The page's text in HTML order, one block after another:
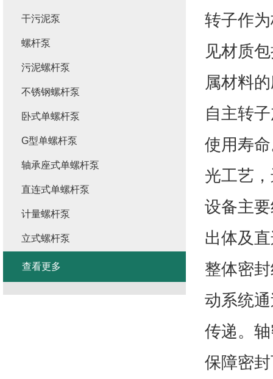
转子作
见材质
属材料
自主转
使用寿
光工艺
设备主
出体及
整体密
动系统
传递。
保障密
干污泥泵
螺杆泵
污泥螺杆泵
不锈钢螺杆泵
卧式单螺杆泵
G型单螺杆泵
轴承座式单螺杆泵
直连式单螺杆泵
计量螺杆泵
立式螺杆泵
查看更多